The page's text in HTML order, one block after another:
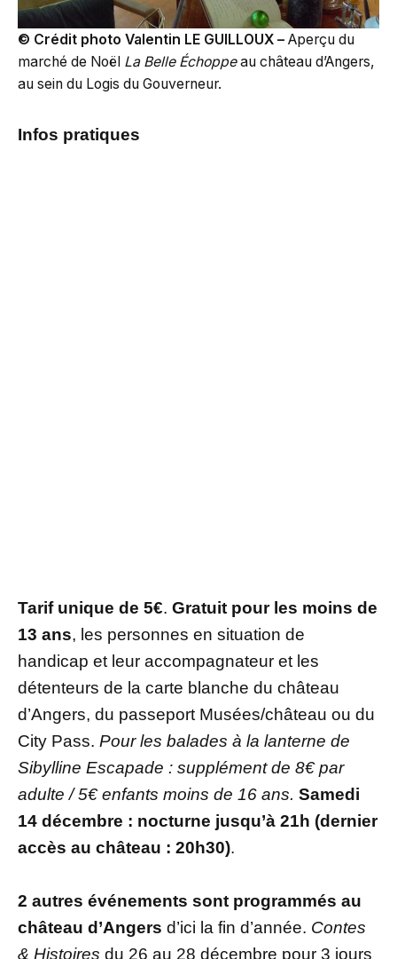
© Crédit photo Valentin LE GUILLOUX – Aperçu du
marché de Noël La Belle Échoppeau château d’Angers,
au sein du Logis du Gouverneur.
Infos pratiques
Tarif unique de 5€. Gratuit pour les moins de
13 ans, les personnes en situation de
handicap et leur accompagnateur et les
détenteurs de la carte blanche du château
d’Angers, du passeport Musées/château ou du
City Pass. Pour les balades à la lanterne de
Sibylline Escapade : supplément de 8€ par
adulte / 5€ enfants moins de 16 ans. Samedi
14 décembre : nocturne jusqu’à 21h (dernier
accès au château : 20h30).
2 autres événements sont programmés au
château d’Angers d’ici la fin d’année. Contes
& Histoires du 26 au 28 décembre pour 3 jours